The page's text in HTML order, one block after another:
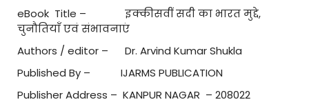
eBook Title – इक्कीसवीं सदी का भारत मुद्दे,
चुनौतियाँ एवं संभावनाएं
Authors / editor – Dr. Arvind Kumar Shukla
Published By – IJARMS PUBLICATION
Publisher Address – KANPUR NAGAR – 208022